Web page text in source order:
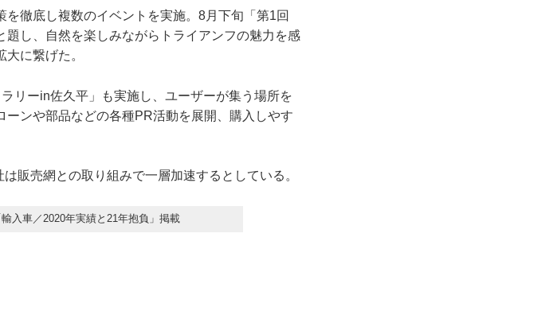
徹底し複数のイベントを実施。8月下旬「第1回
題し、自然を楽しみながらトライアンフの魅力を感
に繋げた。
リーin佐久平」も実施し、ユーザーが集う場所を
ンや部品などの各種PR活動を展開、購入しやす
販売網との取り組みで一層加速するとしている。
入車／2020年実績と21年抱負」掲載